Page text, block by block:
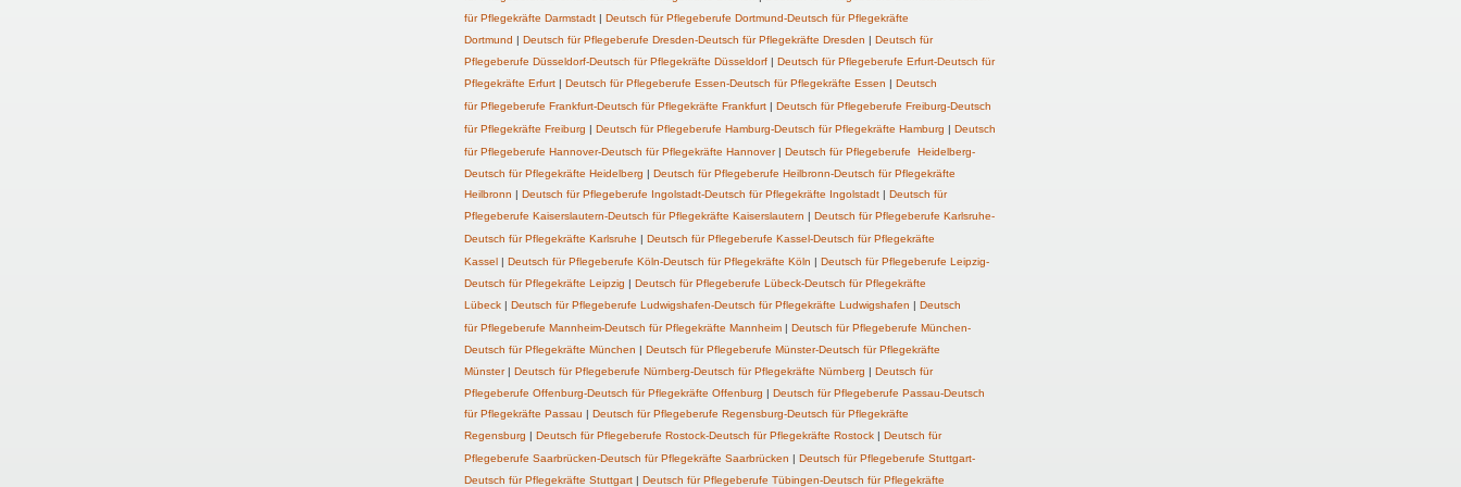
für Pflegekräfte Darmstadt | Deutsch für Pflegeberufe Dortmund-Deutsch für Pflegekräfte
Dortmund | Deutsch fürPflegeberufe Dresden-Deutsch für Pflegekräfte Dresden | Deutsch für
Pflegeberufe Düsseldorf-Deutsch für Pflegekräfte Düsseldorf | Deutsch für Pflegeberufe Erfurt-Deutsch für
Pflegekräfte Erfurt | Deutsch für Pflegeberufe Essen-Deutsch für Pflegekräfte Essen | Deutsch
fürPflegeberufe Frankfurt-Deutsch für Pflegekräfte Frankfurt | Deutsch fürPflegeberufe Freiburg-Deutsch
für Pflegekräfte Freiburg | Deutsch fürPflegeberufe Hamburg-Deutsch für Pflegekräfte Hamburg | Deutsch
fürPflegeberufe Hannover-Deutsch für Pflegekräfte Hannover | Deutsch fürPflegeberufe
Heidelberg-
Deutsch für Pflegekräfte Heidelberg | Deutsch für Pflegeberufe Heilbronn-Deutsch für Pflegekräfte
Heilbronn | Deutsch für Pflegeberufe Ingolstadt-Deutsch für Pflegekräfte Ingolstadt | Deutsch für
Pflegeberufe Kaiserslautern-Deutsch für Pflegekräfte Kaiserslautern | Deutsch fürPflegeberufe Karlsruhe-
Deutsch für Pflegekräfte Karlsruhe | Deutsch fürPflegeberufe Kassel-Deutsch für Pflegekräfte
Kassel | Deutsch fürPflegeberufe Köln-Deutsch für Pflegekräfte Köln | Deutsch fürPflegeberufe Leipzig-
Deutsch für Pflegekräfte Leipzig | Deutsch für Pflegeberufe Lübeck-Deutsch für Pflegekräfte
Lübeck | Deutsch für Pflegeberufe Ludwigshafen-Deutsch für Pflegekräfte Ludwigshafen | Deutsch
fürPflegeberufe Mannheim-Deutsch für Pflegekräfte Mannheim | Deutsch fürPflegeberufe München-
Deutsch für Pflegekräfte München | Deutsch für Pflegeberufe Münster-Deutsch für Pflegekräfte
Münster | Deutsch fürPflegeberufe Nürnberg-Deutsch für Pflegekräfte Nürnberg | Deutsch für
Pflegeberufe Offenburg-Deutsch für Pflegekräfte Offenburg | Deutsch für Pflegeberufe Passau-Deutsch
für Pflegekräfte Passau | Deutsch für Pflegeberufe Regensburg-Deutsch für Pflegekräfte
Regensburg | Deutsch fürPflegeberufe Rostock-Deutsch für Pflegekräfte Rostock | Deutsch für
Pflegeberufe Saarbrücken-Deutsch für Pflegekräfte Saarbrücken | Deutsch fürPflegeberufe Stuttgart-
Deutsch für Pflegekräfte Stuttgart | Deutsch für Pflegeberufe Tübingen-Deutsch für Pflegekräfte